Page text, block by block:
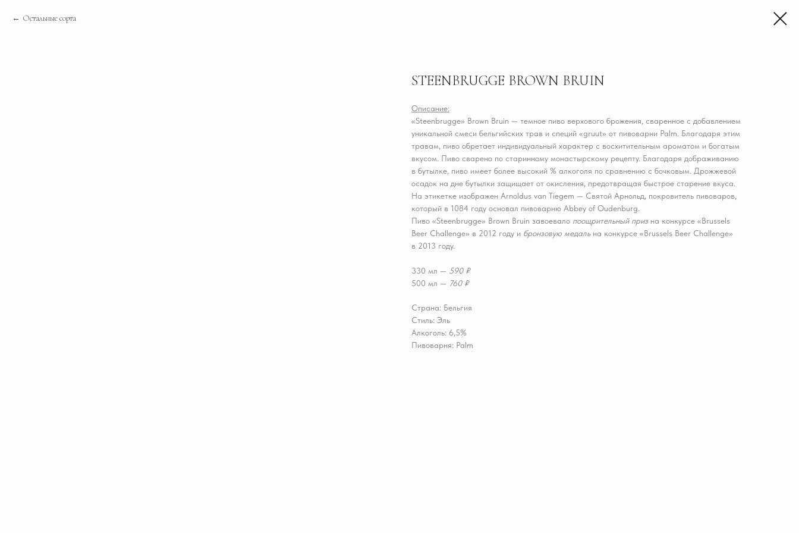
Остальные сорта
STEENBRUGGE BROWN BRUIN
Описание:
«Steenbrugge» Brown Bruin — темное пиво верхового брожения, сваренное с добавлением
уникальной смеси бельгийских трав и специй «gruut» от пивоварни Palm. Благодаря этим
травам, пиво обретает индивидуальный характер с восхитительным ароматом и богатым
вкусом. Пиво сварено по старинному монастырскому рецепту. Благодаря дображиванию
в бутылке, пиво имеет более высокий % алкоголя по сравнению с бочковым. Дрожжевой
осадок на дне бутылки защищает от окисления, предотвращая быстрое старение вкуса.
На этикетке изображен Arnoldus van Tiegem — Святой Арнольд, покровитель пивоваров,
который в 1084 году основал пивоварню Abbey of Oudenburg.
Пиво «Steenbrugge» Brown Bruin завоевало поощрительный приз на конкурсе «Brussels
Beer Challenge» в 2012 году и бронзовую медальна конкурсе «Brussels Beer Challenge»
в 2013 году.
330 мл — 590 ₽
500 мл — 760 ₽
Страна: Бельгия
Стиль: Эль
Алкоголь: 6,5%
Пивоварня: Palm